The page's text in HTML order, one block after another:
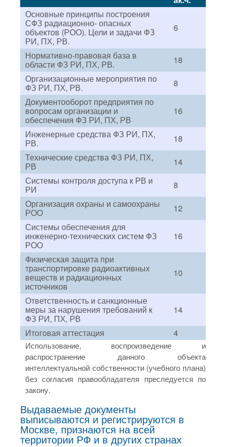
Основные принципы построения
СФЗ радиационно- опасных
объектов (РОО). Цели и задачи ФЗ
РИ, ПХ, РВ.
6
Нормативно-правовая база в
области ФЗ РИ, ПХ, РВ.
18
Организационные мероприятия по
ФЗ РИ, ПХ, РВ.
8
Документооборот предприятия по
вопросам организации и
обеспечения ФЗ РИ, ПХ, РВ
16
Инженерные средства ФЗ РИ, ПХ,
РВ.
18
Технические средства ФЗ РИ, ПХ,
РВ
14
Системы контроля доступа к РВ и
РИ
8
Организация охраны и самоохраны
РОО
12
Системы обеспечения для
инженерно-технических систем ФЗ
РОО
16
Физическая защита при
транспортировке радиоактивных
веществ и радиационных
источников
10
Ответственность и санкционные
меры за нарушения требований к
ФЗ РИ, ПХ, РВ
14
Итоговая аттестация
4
Использование, воспроизведение и
распространение данного объекта
интеллектуальной собственности (учебного плана)
без согласия правообладателя преследуется по
закону.
Выдаваемые документы
выписываются и регистрируются в
Москве, признаются на всей
территории РФ и в других странах